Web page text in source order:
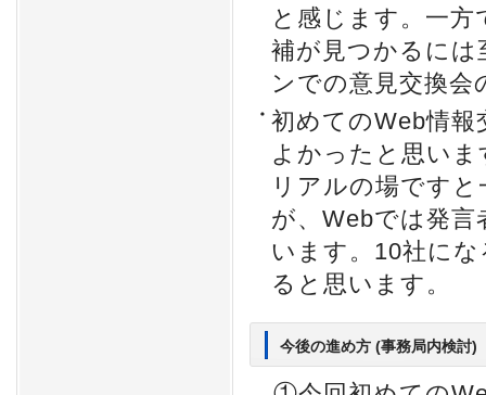
と感じます。一
補が見つかるに
ンでの意見交換
初めてのWeb情
よかったと思いま
リアルの場です
が、Webでは発
います。10社に
ると思います。
今後の進め方 (事務局内検討)